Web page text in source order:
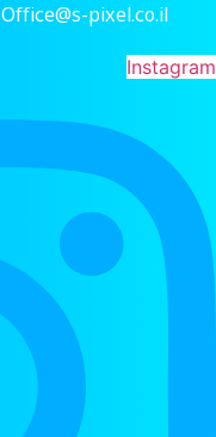
Office@s-pixel.co.il
Instagram